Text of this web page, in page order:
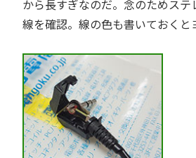
から長すぎなのだ。念のためス
線を確認。線の色も書いておくと